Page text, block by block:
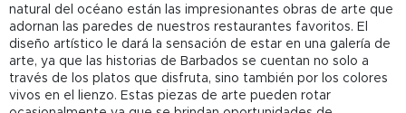
natural del océano están las impresionantes obras de arte que
adornan las paredes de nuestros restaurantes favoritos. El
diseño artístico le dará la sensación de estar en una galería de
arte, ya que las historias de Barbados se cuentan no solo a
través de los platos que disfruta, sino también por los colores
vivos en el lienzo. Estas piezas de arte pueden rotar